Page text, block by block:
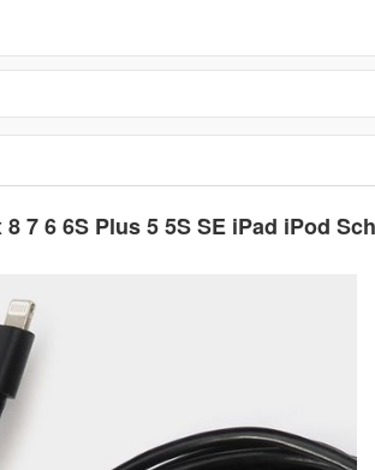
7 6 6S Plus 5 5S SE iPad iPod